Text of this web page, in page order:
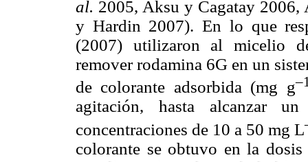
al. 2005, Aksu y Cagatay
y Hardin 2007). En lo que
(2007) utilizaron al micelio
remover rodamina 6G en un
de colorante adsorbida (mg g
agitación, hasta alcanzar
concentraciones de 10 a 50 mg L
colorante se obtuvo en la